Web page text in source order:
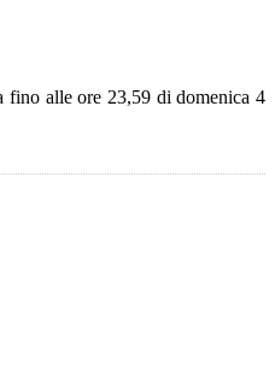
fino alle ore 23,59 di domenica 4